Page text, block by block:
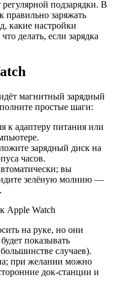
регулярной подзарядки. В
правильно заряжать
какие настройки
делать, если зарядка
магнитный зарядный
простые шаги:
к адаптеру питания или
зарядный диск на
часов.
вы
зелёную молнию —
на руке, но они
показывать
случаев).
при желании можно
док-станции и